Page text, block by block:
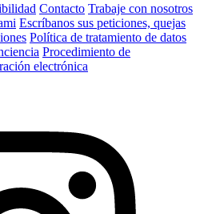
Contacto Trabaje con nosotros
Escríbanos sus peticiones, quejas
Política de tratamiento de datos
Procedimiento de
electrónica